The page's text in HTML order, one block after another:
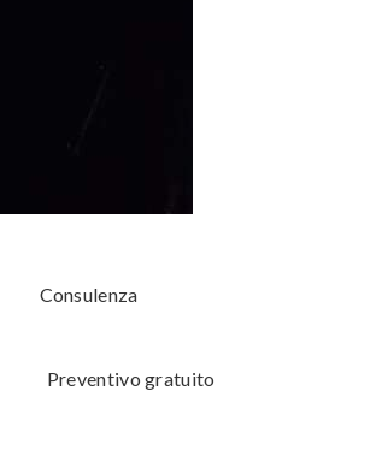
Consulenza
Preventivo gratuito